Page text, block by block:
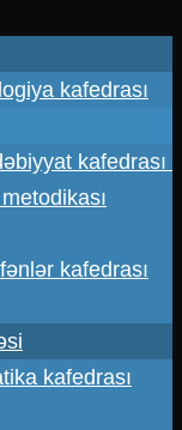
kafedrası
kafedrası
kafedrası
kafedrası